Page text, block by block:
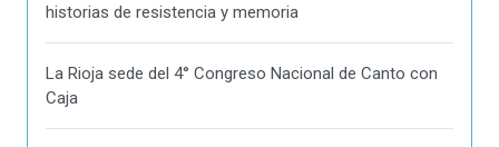
historias de resistencia y memoria
La Rioja sede del 4° Congreso Nacional de Canto con
Caja